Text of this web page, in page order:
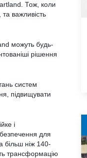
Тож, коли
важливість
можуть будь-
рішення
систем
підвищувати
і
для
більш ніж 140-
трансформацію